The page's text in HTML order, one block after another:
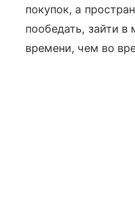
покупок, а
пообедать, зайти
времени, чем во